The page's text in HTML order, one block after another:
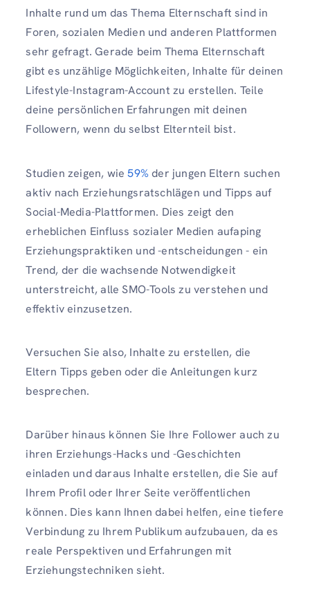
Inhalte rund um das Thema Elternschaft sind in
Foren, sozialen Medien und anderen Plattformen
sehr gefragt. Gerade beim Thema Elternschaft
gibt es unzählige Möglichkeiten, Inhalte für deinen
Lifestyle-Instagram-Account zu erstellen. Teile
deine persönlichen Erfahrungen mit deinen
Followern, wenn du selbst Elternteil bist.
Studien zeigen, wie59%der jungen Eltern suchen
aktiv nach Erziehungsratschlägen und Tipps auf
Social-Media-Plattformen. Dies zeigt den
erheblichen Einfluss sozialer Medien aufaping
Erziehungspraktiken und -entscheidungen - ein
Trend, der die wachsende Notwendigkeit
unterstreicht, alle SMO-Tools zu verstehen und
effektiv einzusetzen.
Versuchen Sie also, Inhalte zu erstellen, die
Eltern Tipps geben oder die Anleitungen kurz
besprechen.
Darüber hinaus können Sie Ihre Follower auch zu
ihren Erziehungs-Hacks und -Geschichten
einladen und daraus Inhalte erstellen, die Sie auf
Ihrem Profil oder Ihrer Seite veröffentlichen
können. Dies kann Ihnen dabei helfen, eine tiefere
Verbindung zu Ihrem Publikum aufzubauen, da es
reale Perspektiven und Erfahrungen mit
Erziehungstechniken sieht.